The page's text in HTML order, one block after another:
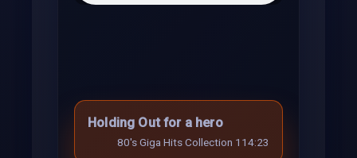
Holding Out for a hero
80's Giga Hits Collection 114:23